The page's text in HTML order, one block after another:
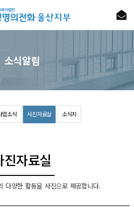
업소식 사진자료실 소식지
소식알림
진자료실
다양한 활동을 사진으로 제공합니다.